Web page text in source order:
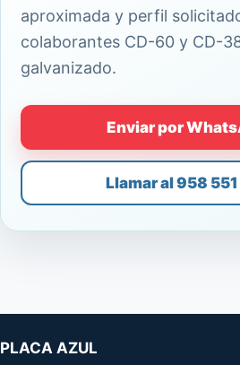
aproximada y perfil
colaborantes CD-60 y CD-
galvanizado.
Enviar por
Llamar al 958
PLACA AZUL